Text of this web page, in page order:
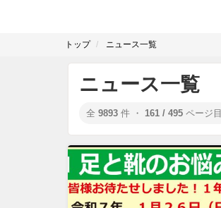
トップ ニュース一覧
ニュース一覧
全 9893 件 ・ 161 / 495 ページ目